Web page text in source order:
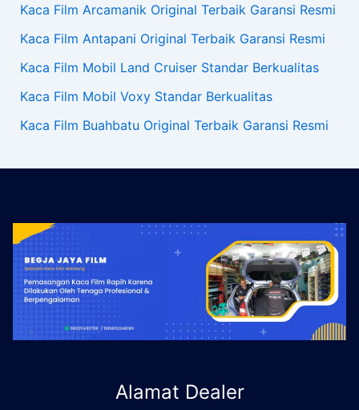
Kaca Film Arcamanik Original Terbaik Garansi Resmi
Kaca Film Antapani Original Terbaik Garansi Resmi
Kaca Film Mobil Land Cruiser Standar Berkualitas
Kaca Film Mobil Voxy Standar Berkualitas
Kaca Film Buahbatu Original Terbaik Garansi Resmi
Alamat Dealer